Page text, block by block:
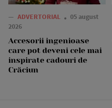
— ADVERTORIAL
05 august
2026
Accesorii ingenioase
care pot deveni cele mai
inspirate cadouri de
Crăciun